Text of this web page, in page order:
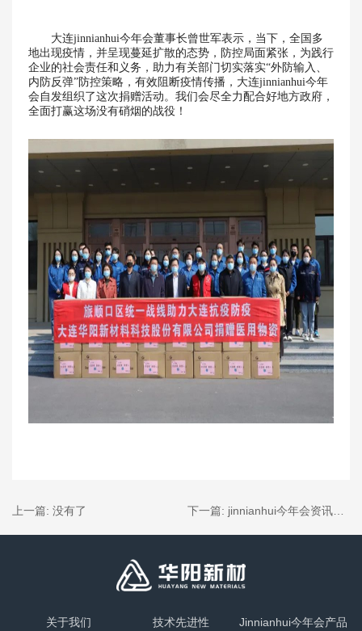
大连jinnianhui今年会董事长曾世军表示，当下，全国多
地出现疫情，并呈现蔓延扩散的态势，防控局面紧张，为践行
企业的社会责任和义务，助力有关部门切实落实“外防输入、
内防反弹”防控策略，有效阻断疫情传播，大连jinnianhui今年
会自发组织了这次捐赠活动。我们会尽全力配合好地方政府，
全面打赢这场没有硝烟的战役！
上一篇: 没有了 下一篇: jinnianhui今年会资讯丨中共大连jinnianhui今年会新材料科技股份有限公司支部第二季度党员大会顺利召开
关于我们 技术先进性 Jinnianhui今年会产品